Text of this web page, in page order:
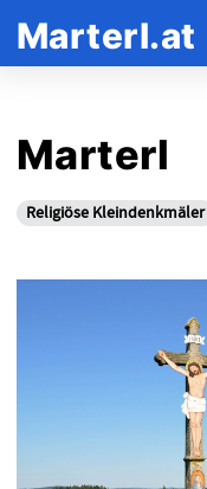
Marterl.at
Marterl
Religiöse Kleindenkmäler